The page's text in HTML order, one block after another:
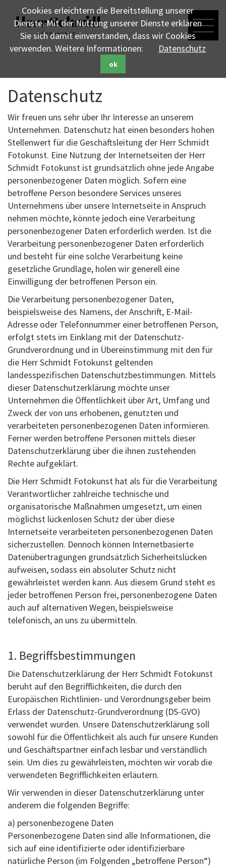
Cookies erleichtern die Bereitstellung unserer
Dienste. Mit der Nutzung unserer Dienste erklären
Sie sich damit einverstanden, dass wir Cookies
verwenden. Weitere Informationen:
Datenschutz
ok
Datenschutz
Wir freuen uns sehr über Ihr Interesse an unserem
Unternehmen. Datenschutz hat einen besonders hohen
Stellenwert für die Geschäftsleitung der Herr Schmidt
Fotokunst. Eine Nutzung der Internetseiten der Herr
Schmidt Fotokunst ist grundsätzlich ohne jede Angabe
personenbezogener Daten möglich. Sofern eine
betroffene Person besondere Services unseres
Unternehmens über unsere Internetseite in Anspruch
nehmen möchte, könnte jedoch eine Verarbeitung
personenbezogener Daten erforderlich werden. Ist die
Verarbeitung personenbezogener Daten erforderlich
und besteht für eine solche Verarbeitung keine
gesetzliche Grundlage, holen wir generell eine
Einwilligung der betroffenen Person ein.
Die Verarbeitung personenbezogener Daten,
beispielsweise des Namens, der Anschrift, E-Mail-
Adresse oder Telefonnummer einer betroffenen Person,
erfolgt stets im Einklang mit der Datenschutz-
Grundverordnung und in Übereinstimmung mit den für
die Herr Schmidt Fotokunst geltenden
landesspezifischen Datenschutzbestimmungen. Mittels
dieser Datenschutzerklärung möchte unser
Unternehmen die Öffentlichkeit über Art, Umfang und
Zweck der von uns erhobenen, genutzten und
verarbeiteten personenbezogenen Daten informieren.
Ferner werden betroffene Personen mittels dieser
Datenschutzerklärung über die ihnen zustehenden
Rechte aufgeklärt.
Die Herr Schmidt Fotokunst hat als für die Verarbeitung
Verantwortlicher zahlreiche technische und
organisatorische Maßnahmen umgesetzt, um einen
möglichst lückenlosen Schutz der über diese
Internetseite verarbeiteten personenbezogenen Daten
sicherzustellen. Dennoch können Internetbasierte
Datenübertragungen grundsätzlich Sicherheitslücken
aufweisen, sodass ein absoluter Schutz nicht
gewährleistet werden kann. Aus diesem Grund steht es
jeder betroffenen Person frei, personenbezogene Daten
auch auf alternativen Wegen, beispielsweise
telefonisch, an uns zu übermitteln.
1. Begriffsbestimmungen
Die Datenschutzerklärung der Herr Schmidt Fotokunst
beruht auf den Begrifflichkeiten, die durch den
Europäischen Richtlinien- und Verordnungsgeber beim
Erlass der Datenschutz-Grundverordnung (DS-GVO)
verwendet wurden. Unsere Datenschutzerklärung soll
sowohl für die Öffentlichkeit als auch für unsere Kunden
und Geschäftspartner einfach lesbar und verständlich
sein. Um dies zu gewährleisten, möchten wir vorab die
verwendeten Begrifflichkeiten erläutern.
Wir verwenden in dieser Datenschutzerklärung unter
anderem die folgenden Begriffe:
a) personenbezogene Daten
Personenbezogene Daten sind alle Informationen, die
sich auf eine identifizierte oder identifizierbare
natürliche Person (im Folgenden „betroffene Person“)